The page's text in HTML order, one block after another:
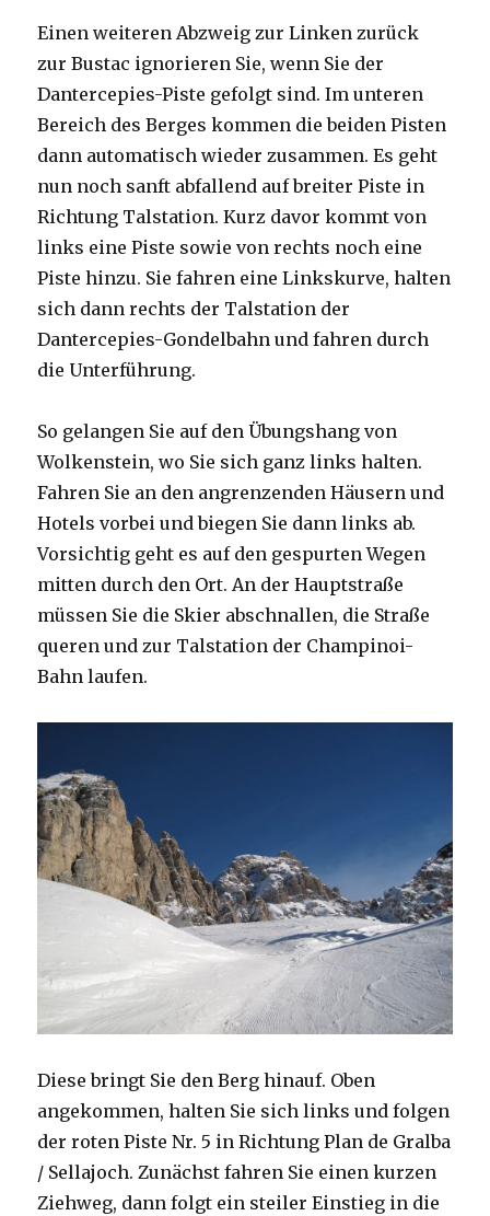
Einen weiteren Abzweig zur Linken zurück
zur Bustac ignorieren Sie, wenn Sie der
Dantercepies-Piste gefolgt sind. Im unteren
Bereich des Berges kommen die beiden Pisten
dann automatisch wieder zusammen. Es geht
nun noch sanft abfallend auf breiter Piste in
Richtung Talstation. Kurz davor kommt von
links eine Piste sowie von rechts noch eine
Piste hinzu. Sie fahren eine Linkskurve, halten
sich dann rechts der Talstation der
Dantercepies-Gondelbahn und fahren durch
die Unterführung.
So gelangen Sie auf den Übungshang von
Wolkenstein, wo Sie sich ganz links halten.
Fahren Sie an den angrenzenden Häusern und
Hotels vorbei und biegen Sie dann links ab.
Vorsichtig geht es auf den gespurten Wegen
mitten durch den Ort. An der Hauptstraße
müssen Sie die Skier abschnallen, die Straße
queren und zur Talstation der Champinoi-
Bahn laufen.
Diese bringt Sie den Berg hinauf. Oben
angekommen, halten Sie sich links und folgen
der roten Piste Nr. 5 in Richtung Plan de Gralba
/ Sellajoch. Zunächst fahren Sie einen kurzen
Ziehweg, dann folgt ein steiler Einstieg in die